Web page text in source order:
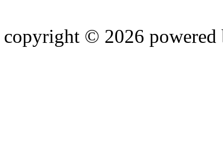
copyright © 2026